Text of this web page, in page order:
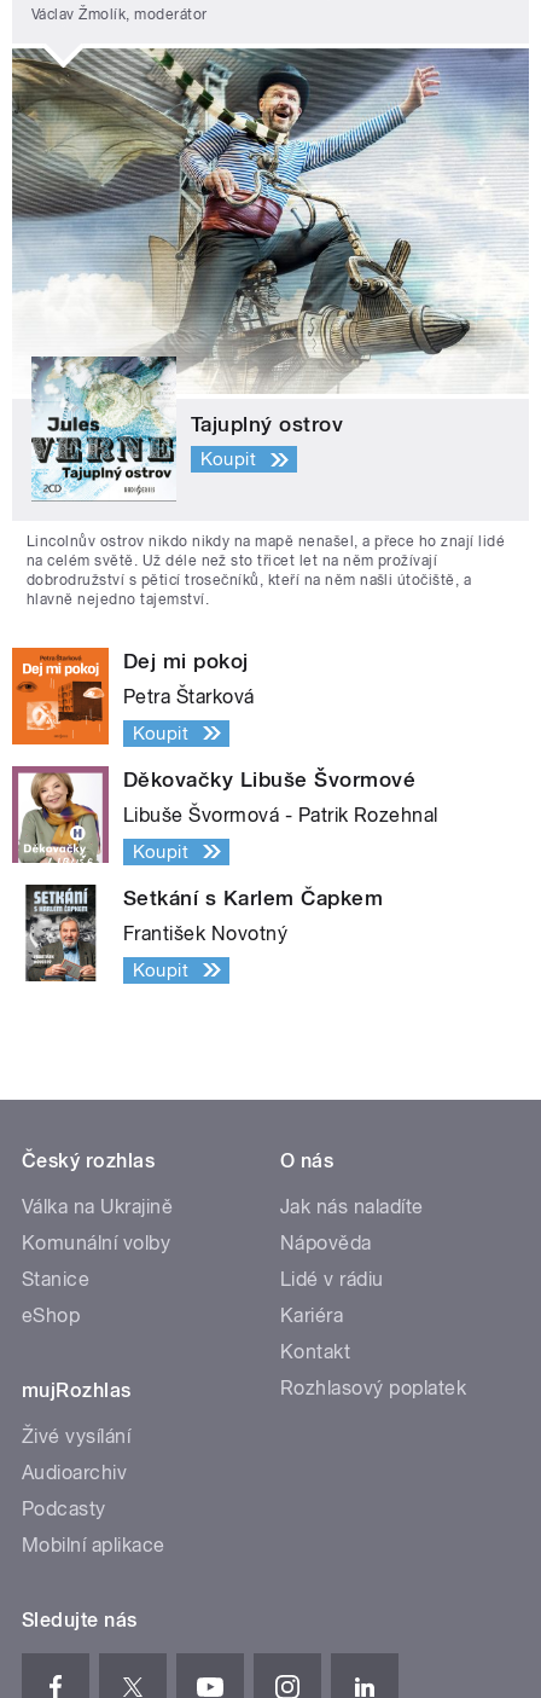
Václav Žmolík, moderátor
Tajuplný ostrov
Koupit
Lincolnův ostrov nikdo nikdy na mapě nenašel, a přece ho znají lidé
na celém světě. Už déle než sto třicet let na něm prožívají
dobrodružství s pěticí trosečníků, kteří na něm našli útočiště, a
hlavně nejedno tajemství.
Dej mi pokoj
Petra Štarková
Koupit
Děkovačky Libuše Švormové
Libuše Švormová - Patrik Rozehnal
Koupit
Setkání s Karlem Čapkem
František Novotný
Koupit
Český rozhlas
Válka na Ukrajině
Komunální volby
Stanice
eShop
mujRozhlas
Živé vysílání
Audioarchiv
Podcasty
Mobilní aplikace
O nás
Jak nás naladíte
Nápověda
Lidé v rádiu
Kariéra
Kontakt
Rozhlasový poplatek
Sledujte nás